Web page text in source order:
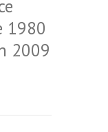
1980
2009